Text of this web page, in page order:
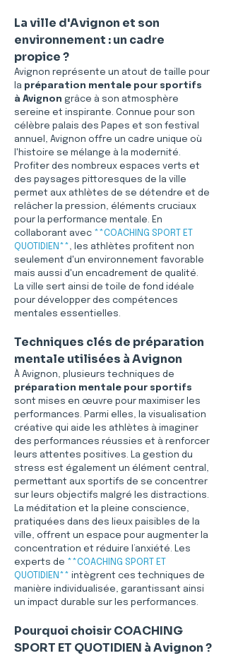
La ville d'Avignon et son
environnement : un cadre
propice ?
Avignon représente un atout de taille pour
la préparation mentale pour sportifs
à Avignon grâce à son atmosphère
sereine et inspirante. Connue pour son
célèbre palais des Papes et son festival
annuel, Avignon offre un cadre unique où
l'histoire se mélange à la modernité.
Profiter des nombreux espaces verts et
des paysages pittoresques de la ville
permet aux athlètes de se détendre et de
relâcher la pression, éléments cruciaux
pour la performance mentale. En
collaborant avec **COACHING SPORT ET
QUOTIDIEN**, les athlètes profitent non
seulement d'un environnement favorable
mais aussi d'un encadrement de qualité.
La ville sert ainsi de toile de fond idéale
pour développer des compétences
mentales essentielles.
Techniques clés de préparation
mentale utilisées à Avignon
À Avignon, plusieurs techniques de
préparation mentale pour sportifs
sont mises en œuvre pour maximiser les
performances. Parmi elles, la visualisation
créative qui aide les athlètes à imaginer
des performances réussies et à renforcer
leurs attentes positives. La gestion du
stress est également un élément central,
permettant aux sportifs de se concentrer
sur leurs objectifs malgré les distractions.
La méditation et la pleine conscience,
pratiquées dans des lieux paisibles de la
ville, offrent un espace pour augmenter la
concentration et réduire l’anxiété. Les
experts de **COACHING SPORT ET
QUOTIDIEN** intègrent ces techniques de
manière individualisée, garantissant ainsi
un impact durable sur les performances.
Pourquoi choisir COACHING
SPORT ET QUOTIDIEN à Avignon ?